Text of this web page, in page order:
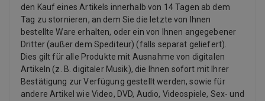
den Kauf eines Artikels innerhalb von 14 Tagen ab dem
Tag zu stornieren, an dem Sie die letzte von Ihnen
bestellte Ware erhalten, oder ein von Ihnen angegebener
Dritter (außer dem Spediteur) (falls separat geliefert).
Dies gilt für alle Produkte mit Ausnahme von digitalen
Artikeln (z. B. digitaler Musik), die Ihnen sofort mit Ihrer
Bestätigung zur Verfügung gestellt werden, sowie für
andere Artikel wie Video, DVD, Audio, Videospiele, Sex- und